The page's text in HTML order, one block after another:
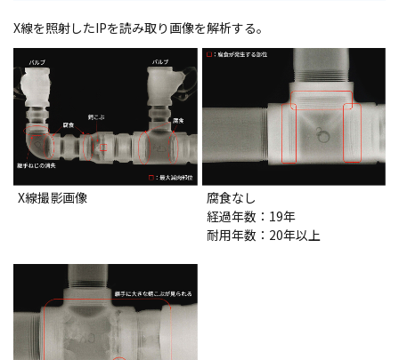
X線を照射したIPを読み取り画像を解析する。
X線撮影画像
腐食なし
経過年数：19年
耐用年数：20年以上